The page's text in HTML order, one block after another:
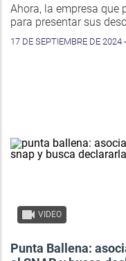
Ahora, la empresa que
para presentar sus
17 DE SEPTIEMBRE DE 2024
VIDEO
Punta Ballena: